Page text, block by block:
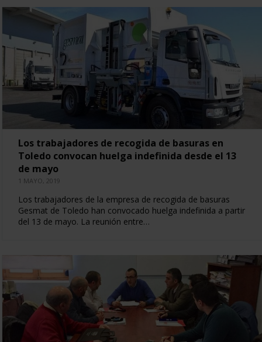
Los trabajadores de recogida de basuras en
Toledo convocan huelga indefinida desde el 13
de mayo
1 MAYO, 2019
Los trabajadores de la empresa de recogida de basuras
Gesmat de Toledo han convocado huelga indefinida a partir
del 13 de mayo. La reunión entre…